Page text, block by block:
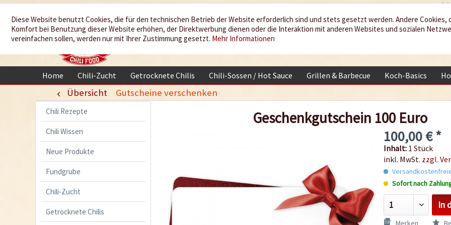
Wir würzen
Ihr Leben
Home Chili-Zucht Getrocknete Chilis Chili-Sossen / Hot Sauce Grillen & Barbecue Koch-Basics
Übersicht Gutscheine verschenken
Chili Rezepte
Chili Wissen
Neue Produkte
Fundgrube
Chili-Zucht
Getrocknete Chilis
Geschenkgutschein 100 Euro
100,00 € *
Inhalt: 1 Stück
inkl. MwSt. zzgl.
Sofort nach
In
Merken
Diese Website benutzt Cookies, die für den technischen Betrieb der Website erforderlich sind und stets gesetzt werden. Andere Cookies,
Komfort bei Benutzung dieser Website erhöhen, der Direktwerbung dienen oder die Interaktion mit anderen Websites und sozialen
vereinfachen sollen, werden nur mit Ihrer Zustimmung gesetzt. Mehr Informationen